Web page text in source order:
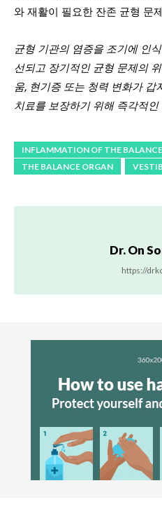
와 재활이 필요한 잔존 균형 문
균형 기관의 염증을 조기에 인
선되고 장기적인 균형 문제의
움, 현기증 또는 청력 변화가
치료를 보장하기 위해 즉각적
INFLAMMATION OF THE
THE BALANCE ORGAN
Dr. On
https://